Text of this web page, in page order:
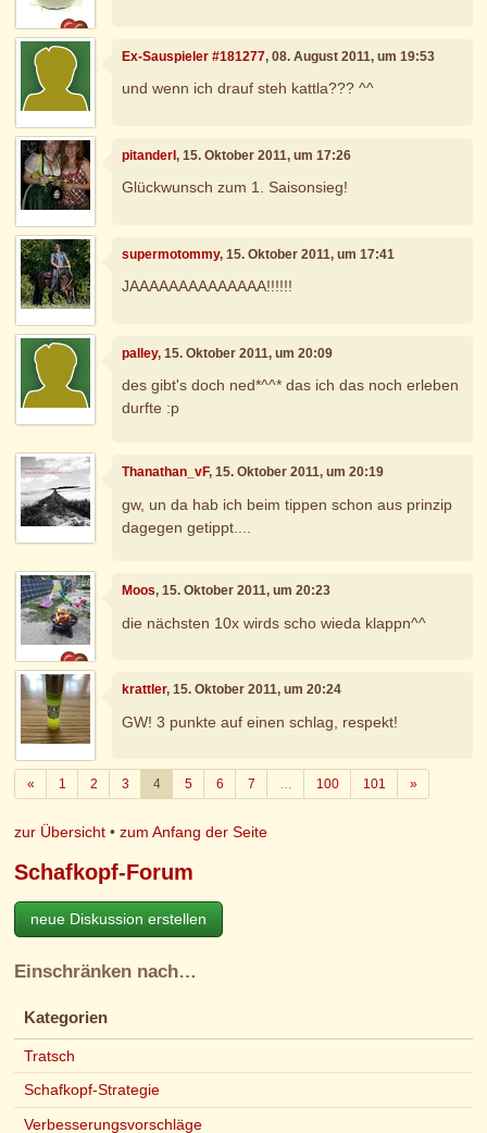
Ex-Sauspieler #181277, 08. August 2011, um 19:53
und wenn ich drauf steh kattla??? ^^
pitanderl, 15. Oktober 2011, um 17:26
Glückwunsch zum 1. Saisonsieg!
supermotommy, 15. Oktober 2011, um 17:41
JAAAAAAAAAAAAAA!!!!!!
palley, 15. Oktober 2011, um 20:09
des gibt's doch ned*^^* das ich das noch erleben
durfte :p
Thanathan_vF, 15. Oktober 2011, um 20:19
gw, un da hab ich beim tippen schon aus prinzip
dagegen getippt....
Moos, 15. Oktober 2011, um 20:23
die nächsten 10x wirds scho wieda klappn^^
krattler, 15. Oktober 2011, um 20:24
GW! 3 punkte auf einen schlag, respekt!
«Zurück
1 2 3 4 5 6 7 100 101 »Weiter
zur Übersicht •zum Anfang der Seite
Schafkopf-Forum
neue Diskussion erstellen
Einschränken nach…
Kategorien
Tratsch
Schafkopf-Strategie
Verbesserungsvorschläge